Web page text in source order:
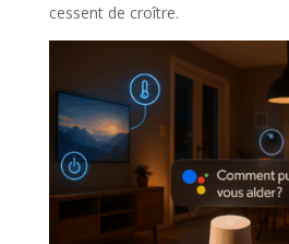
cessent de croître.